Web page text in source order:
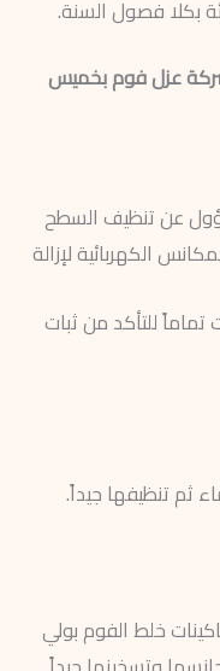
بكلا فصول السنة.
عزل فوم بخميس
عن تنظيف السطح
الكهربائية لإزالة
تماماً للتأكد من ثبات
ثم تنظيفها جيداً.
خلط الفوم بولي